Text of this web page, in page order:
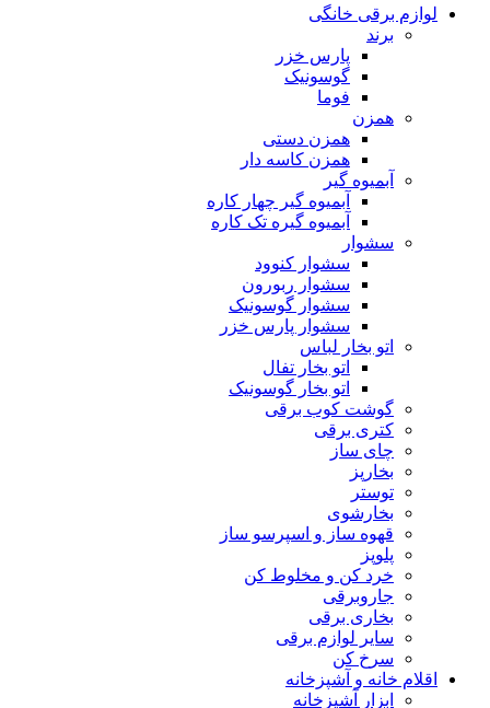
لوازم برقی خانگی
برند
پارس خزر
گوسونیک
فوما
همزن
همزن دستی
همزن کاسه دار
آبمیوه گیر
آبمیوه گیر چهار کاره
آبمیوه گیره تک کاره
سشوار
سشوار کنوود
سشوار ربورون
سشوار گوسونیک
سشوار پارس خزر
اتو بخار لباس
اتو بخار تفال
اتو بخار گوسونیک
گوشت کوب برقی
کتری برقی
چای ساز
بخارپز
توستر
بخارشوی
قهوه ساز و اسپرسو ساز
پلوپز
خرد کن و مخلوط کن
جاروبرقی
بخاری برقی
سایر لوازم برقی
سرخ کن
اقلام خانه و آشپزخانه
ابزار آشپزخانه